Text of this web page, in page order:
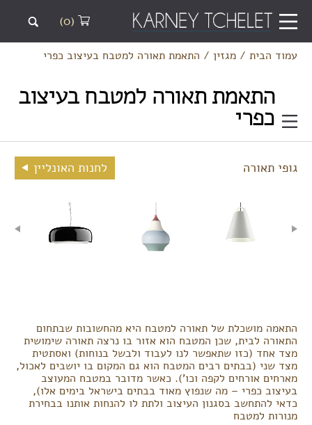
(0)
עמוד הבית/ מגזין/ התאמת תאורה למטבח בעיצוב כפרי
התאמת תאורה למטבח בעיצוב
כפרי
גופי תאורה לחנות האונליין
התאמה מושכלת של תאורה למטבח היא מהחשובות שבתחום
התאורה לבית, שכן המטבח הוא אזור בו נרצה תאורה שימושית
מצד אחד (כזו שתאפשר לנו לעבוד ולבשל בנוחות) ואסתטית
מצד שני (בבתים רבים המטבח הוא גם המקום בו יושבים לאכול,
מארחים אורחים לקפה וכו'). כאשר מדובר במטבח המעוצב
בעיצוב כפרי – מה שנפוץ מאוד בבתים בישראל בימים אלו),
כדאי להתחשב בסגנון העיצוב ולתת לו להנחות אותנו בבחירת
מנורות למטבח